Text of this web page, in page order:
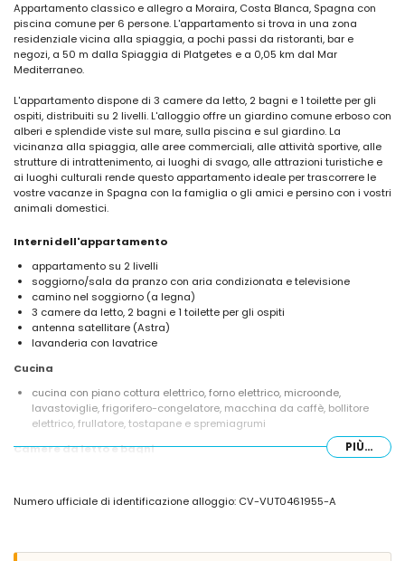
Appartamento classico e allegro a Moraira, Costa Blanca, Spagna con
piscina comune per 6 persone. L'appartamento si trova in una zona
residenziale vicina alla spiaggia, a pochi passi da ristoranti, bar e
negozi, a 50 m dalla Spiaggia di Platgetes e a 0,05 km dal Mar
Mediterraneo.
L'appartamento dispone di 3 camere da letto, 2 bagni e 1 toilette per gli
ospiti, distribuiti su 2 livelli. L'alloggio offre un giardino comune erboso con
alberi e splendide viste sul mare, sulla piscina e sul giardino. La
vicinanza alla spiaggia, alle aree commerciali, alle attività sportive, alle
strutture di intrattenimento, ai luoghi di svago, alle attrazioni turistiche e
ai luoghi culturali rende questo appartamento ideale per trascorrere le
vostre vacanze in Spagna con la famiglia o gli amici e persino con i vostri
animali domestici.
Interni dell'appartamento
appartamento su 2 livelli
soggiorno/sala da pranzo con aria condizionata e televisione
camino nel soggiorno (a legna)
3 camere da letto, 2 bagni e 1 toilette per gli ospiti
antenna satellitare (Astra)
lavanderia con lavatrice
Cucina
cucina con piano cottura elettrico, forno elettrico, microonde,
lavastoviglie, frigorifero-congelatore, macchina da caffè, bollitore
elettrico, frullatore, tostapane e spremiagrumi
Camere da letto e bagni
bagno privato con lavabo singolo, doccia e WC
PIÙ...
Numero ufficiale di identificazione alloggio: CV-VUT0461955-A